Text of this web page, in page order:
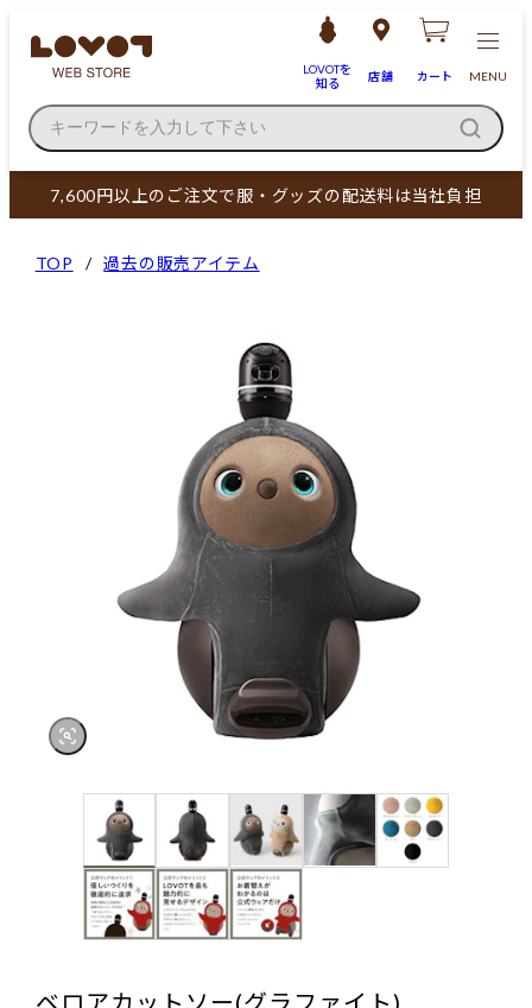
LOVOTを
知る
店舗 カート MENU
キーワードを入力して下さい
7,600円以上のご注文で服・グッズの配送料は当社負担
TOP 過去の販売アイテム